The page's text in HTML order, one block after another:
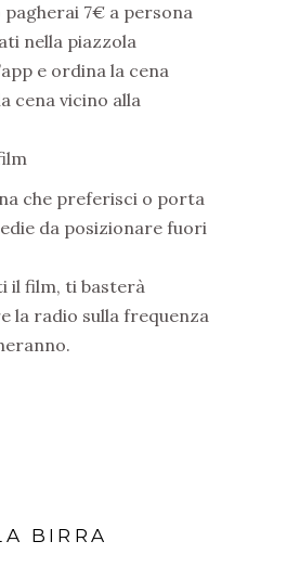
pagherai 7€ a persona
nella piazzola
e ordina la cena
cena vicino alla
che preferisci o porta
da posizionare fuori
il film, ti basterà
la radio sulla frequenza
BIRRA